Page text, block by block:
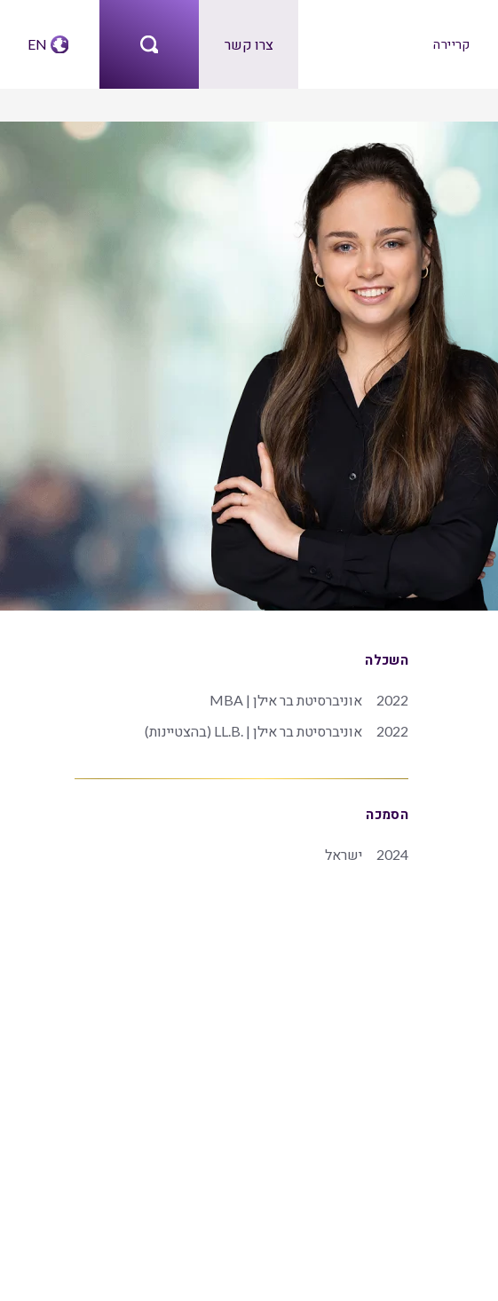
קריירה צרו קשר EN
השכלה
2022
אוניברסיטת בר אילן | MBA
2022
אוניברסיטת בר אילן | .LL.B (בהצטיינות)
הסמכה
2024 ישראל